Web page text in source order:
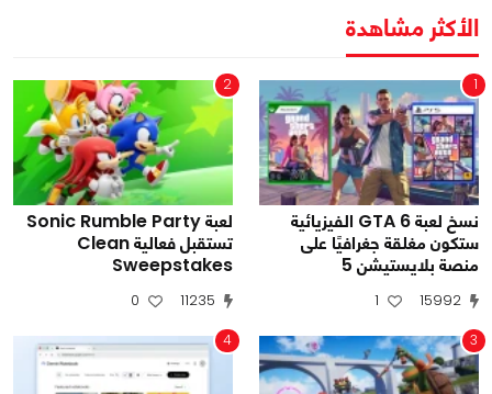
الأكثر مشاهدة
1
نسخ لعبة GTA 6 الفيزيائية
ستكون مغلقة جغرافيًا على
منصة بلايستيشن 5
15992
1
2
لعبة Sonic Rumble Party
تستقبل فعالية Clean
Sweepstakes
11235
0
3
4